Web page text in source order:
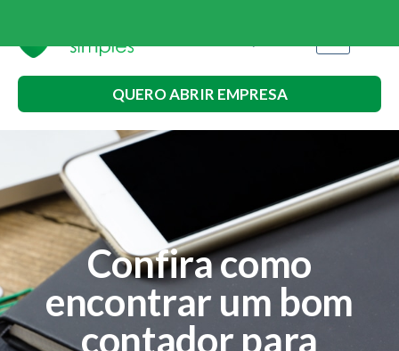
QUERO ABRIR EMPRESA
Confira como
encontrar um bom
contador para